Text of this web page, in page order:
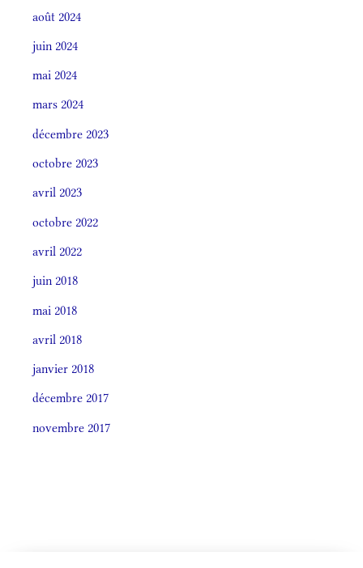
août 2024
juin 2024
mai 2024
mars 2024
décembre 2023
octobre 2023
avril 2023
octobre 2022
avril 2022
juin 2018
mai 2018
avril 2018
janvier 2018
décembre 2017
novembre 2017